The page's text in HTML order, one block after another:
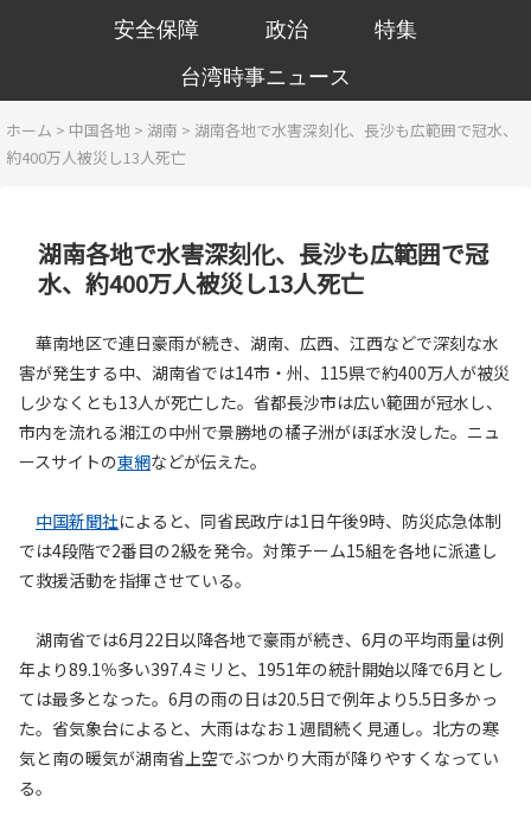
安全保障
政治
特集
台湾時事ニュース
ホーム > 中国各地 > 湖南 > 湖南各地で水害深刻化、長沙も広範囲で冠水、
約400万人被災し13人死亡
湖南各地で水害深刻化、長沙も広範囲で冠
水、約400万人被災し13人死亡
華南地区で連日豪雨が続き、湖南、広西、江西などで深刻な水
害が発生する中、湖南省では14市・州、115県で約400万人が被災
し少なくとも13人が死亡した。省都長沙市は広い範囲が冠水し、
市内を流れる湘江の中州で景勝地の橘子洲がほぼ水没した。ニュ
ースサイトの東網などが伝えた。
中国新聞社によると、同省民政庁は1日午後9時、防災応急体制
では4段階で2番目の2級を発令。対策チーム15組を各地に派遣し
て救援活動を指揮させている。
湖南省では6月22日以降各地で豪雨が続き、6月の平均雨量は例
年より89.1％多い397.4ミリと、1951年の統計開始以降で6月とし
ては最多となった。6月の雨の日は20.5日で例年より5.5日多かっ
た。省気象台によると、大雨はなお１週間続く見通し。北方の寒
気と南の暖気が湖南省上空でぶつかり大雨が降りやすくなってい
る。